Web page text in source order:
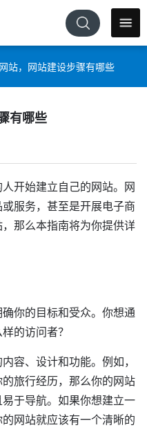
站，网站建设步骤有哪些
有哪些
开始建立自己的网站。网
服务，甚至是开展电子商
那么本指南将为你提供详
你的目标和受众。你想通
的访问者？
容、设计和功能。例如，
旅行经历，那么你的网站
于导航。如果你想建立一
网站就应该有一个清晰的